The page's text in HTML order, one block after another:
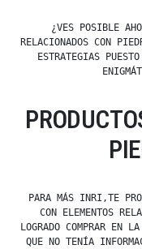
¿VES POSIBLE
RELACIONADOS CON
ESTRATEGIAS
PARA MÁS INRI,TE
CON ELEMENTOS
LOGRADO COMPRAR EN
QUE NO TENÍA